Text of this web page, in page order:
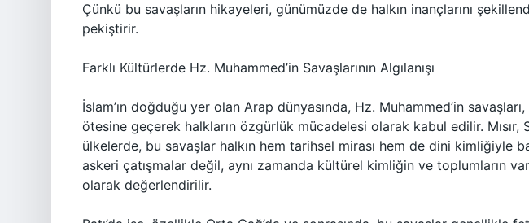
Çünkü bu savaşların hikayeleri, günümüzde de halkın inançlarını
pekiştirir.
Farklı Kültürlerde Hz. Muhammed’in Savaşlarının Algılanışı
İslam’ın doğduğu yer olan Arap dünyasında, Hz. Muhammed’in
ötesine geçerek halkların özgürlük mücadelesi olarak kabul edilir. Mısır,
ülkelerde, bu savaşlar halkın hem tarihsel mirası hem de dini kimliğiyle
askeri çatışmalar değil, aynı zamanda kültürel kimliğin ve toplumların
olarak değerlendirilir.